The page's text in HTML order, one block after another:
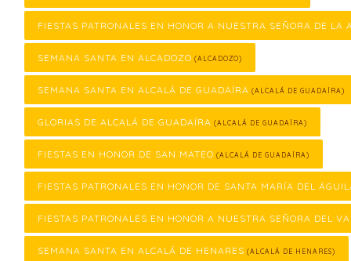
FIESTAS PATRONALES EN HONOR A NUESTRA SEÑORA DE LA
SEMANA SANTA EN ALCADOZO (ALCADOZO)
SEMANA SANTA EN ALCALÁ DE GUADAÍRA (ALCALÁ DE GUADAÍRA)
GLORIAS DE ALCALÁ DE GUADAÍRA (ALCALÁ DE GUADAÍRA)
FIESTAS EN HONOR DE SAN MATEO (ALCALÁ DE GUADAÍRA)
FIESTAS PATRONALES EN HONOR DE SANTA MARÍA DEL
FIESTAS PATRONALES EN HONOR A NUESTRA SEÑORA DEL
SEMANA SANTA EN ALCALÁ DE HENARES (ALCALÁ DE HENARES)